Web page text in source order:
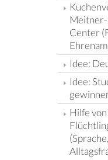
Meitner-
Center
Idee:
Idee:
Hilfe